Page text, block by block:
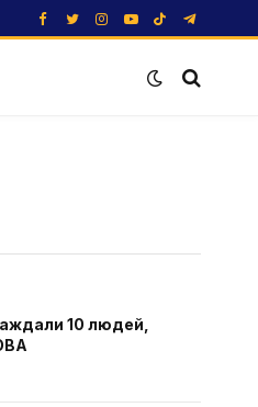
Facebook
TwitterInstagram
YouTube
TikTokTelegram
10 людей,